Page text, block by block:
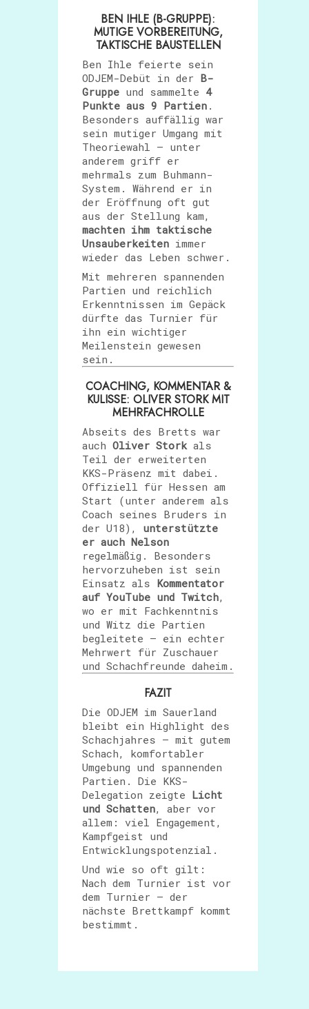
BEN IHLE (B-GRUPPE):
MUTIGE VORBEREITUNG,
TAKTISCHE BAUSTELLEN
Ben Ihle feierte sein
ODJEM-Debüt in der B-
Gruppe und sammelte 4
Punkte aus 9 Partien .
Besonders auffällig war
sein mutiger Umgang mit
Theoriewahl – unter
anderem griff er
mehrmals zum Buhmann-
System. Während er in
der Eröffnung oft gut
aus der Stellung kam,
machten ihm taktische
Unsauberkeiten immer
wieder das Leben schwer.
Mit mehreren spannenden
Partien und reichlich
Erkenntnissen im Gepäck
dürfte das Turnier für
ihn ein wichtiger
Meilenstein gewesen
sein.
COACHING, KOMMENTAR &
KULISSE: OLIVER STORK MIT
MEHRFACHROLLE
Abseits des Bretts war
auch Oliver Storkals
Teil der erweiterten
KKS-Präsenz mit dabei.
Offiziell für Hessen am
Start (unter anderem als
Coach seines Bruders in
der U18), unterstützte
er auch Nelson
regelmäßig. Besonders
hervorzuheben ist sein
Einsatz als Kommentator
auf YouTube und Twitch,
wo er mit Fachkenntnis
und Witz die Partien
begleitete – ein echter
Mehrwert für Zuschauer
und Schachfreunde daheim.
FAZIT
Die ODJEM im Sauerland
bleibt ein Highlight des
Schachjahres – mit gutem
Schach, komfortabler
Umgebung und spannenden
Partien. Die KKS-
Delegation zeigte Licht
und Schatten, aber vor
allem: viel Engagement,
Kampfgeist und
Entwicklungspotenzial.
Und wie so oft gilt:
Nach dem Turnier ist vor
dem Turnier – der
nächste Brettkampf kommt
bestimmt.